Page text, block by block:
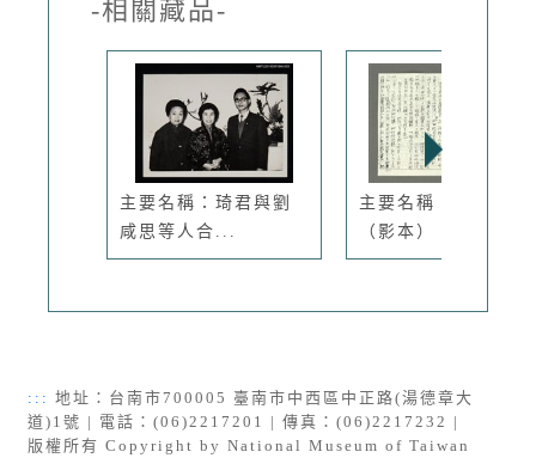
-相關藏品-
主要名稱：琦君與劉
咸思等人合...
主要名稱：編草鞋
（影本）
::: 地址：台南市700005 臺南市中西區中正路(湯德章大
道)1號 | 電話：(06)2217201 | 傳真：(06)2217232 |
版權所有 Copyright by National Museum of Taiwan